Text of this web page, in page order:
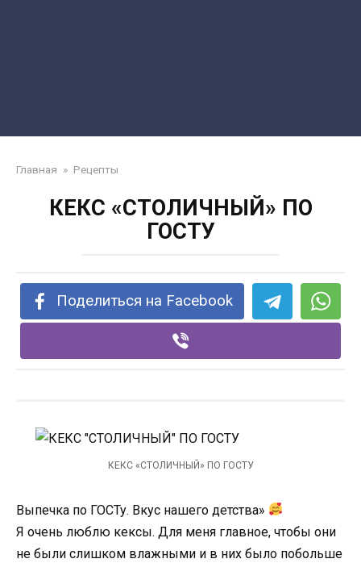
Главная » Рецепты
КЕКС «СТОЛИЧНЫЙ» ПО
ГОСТУ
Поделиться на Facebook
КЕКС «СТОЛИЧНЫЙ» ПО ГОСТУ
Выпечка по ГОСТу. Вкус нашего детства»
Я очень люблю кексы. Для меня главное, чтобы они
не были слишком влажными и в них было побольше